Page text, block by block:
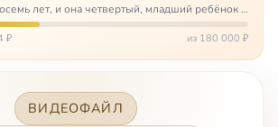
лет, и она четвертый, младший ребёнок в
семье. И с самого рождения Ульяну лечат.
операций, ежедневные процедуры,
₽ из 180 000 ₽
ВИДЕОФАЙЛ